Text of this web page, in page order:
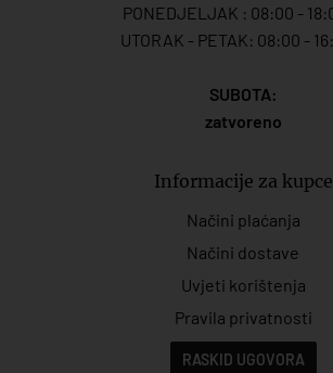
PONEDJELJAK : 08:00 -
UTORAK - PETAK: 08:00 -
SUBOTA:
zatvoreno
Informacije za kupce
Načini plaćanja
Načini dostave
Uvjeti korištenja
Pravila privatnosti
RASKID UGOVORA